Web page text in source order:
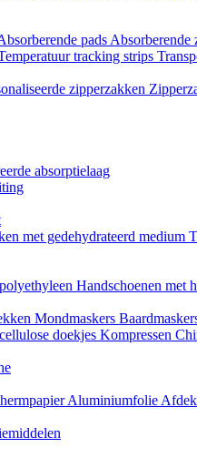
pads Absorberende
tracking strips
zipperzakken
absorptielaag
met gedehydrateerd medium
Handschoenen met
Mondmaskers
doekjes Kompressen
Aluminiumfolie